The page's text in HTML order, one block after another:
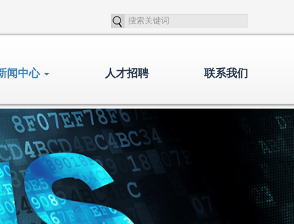
闻中心 人才招聘 联系我们